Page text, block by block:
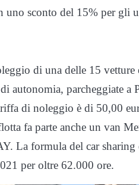
uno sconto del 15% per gli
di una delle 15
parcheggiate a
di noleggio è di 50,00
fa parte anche un van
La formula del car sharing
per oltre 62.000 ore.